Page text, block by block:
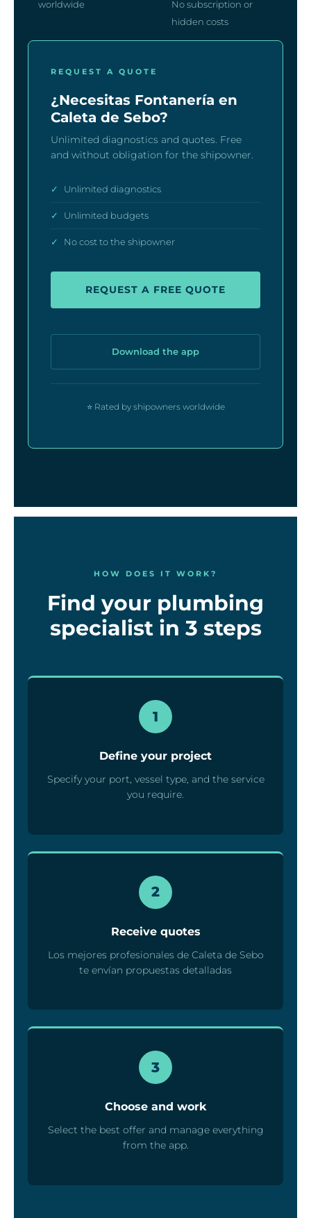
worldwide
No subscription or
hidden costs
REQUEST A QUOTE
¿Necesitas Fontanería en
Caleta de Sebo?
Unlimited diagnostics and quotes. Free
and without obligation for the shipowner.
✓ Unlimited diagnostics
✓ Unlimited budgets
✓ No cost to the shipowner
REQUEST A FREE QUOTE
Download the app
⭐ Rated by shipowners worldwide
HOW DOES IT WORK?
Find your plumbing
specialist in 3 steps
1
Define your project
Specify your port, vessel type, and the service
you require.
2
Receive quotes
Los mejores profesionales de Caleta de Sebo
te envían propuestas detalladas
3
Choose and work
Select the best offer and manage everything
from the app.